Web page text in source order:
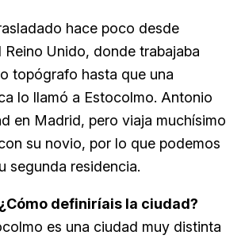
hace poco desde
Reino Unido, donde trabajaba
topógrafo hasta que una
lo llamó a Estocolmo. Antonio
en Madrid, pero viaja muchísimo
su novio, por lo que podemos
segunda residencia.
¿Cómo definiríais la ciudad?
es una ciudad muy distinta